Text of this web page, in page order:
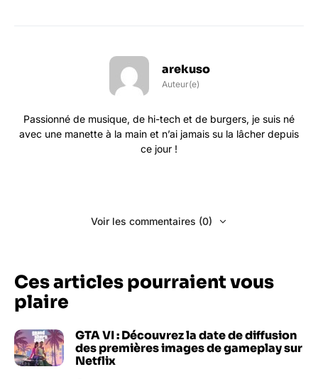
arekuso
Auteur(e)
Passionné de musique, de hi-tech et de burgers, je suis né
avec une manette à la main et n’ai jamais su la lâcher depuis
ce jour !
Voir les commentaires (0)
Ces articles pourraient vous
plaire
GTA VI : Découvrez la date de diffusion
des premières images de gameplay sur
Netflix